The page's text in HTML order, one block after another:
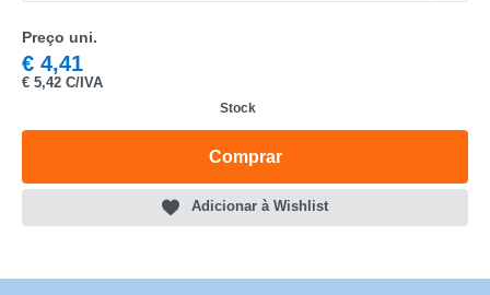
Preço uni.
€ 4,41
€ 5,42 C/IVA
Stock
Comprar
Adicionar à Wishlist
CATEGORIA
REF